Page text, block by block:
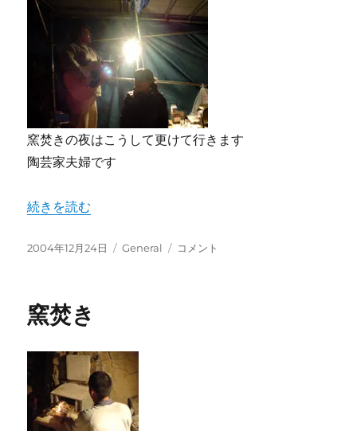
の
窯焚きの夜はこうして更けて行きます
陶芸家夫婦です
“宴” の
続きを読む
投
2004年12月24日
カ
General
宴
コメント
窯焚き